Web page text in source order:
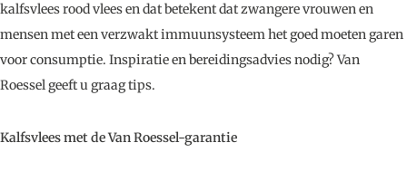
kalfsvlees rood vlees en dat betekent dat zwangere vrouwen en
mensen met een verzwakt immuunsysteem het goed moeten garen
voor consumptie. Inspiratie en bereidingsadvies nodig? Van
Roessel geeft u graag tips.
Kalfsvlees met de Van Roessel-garantie